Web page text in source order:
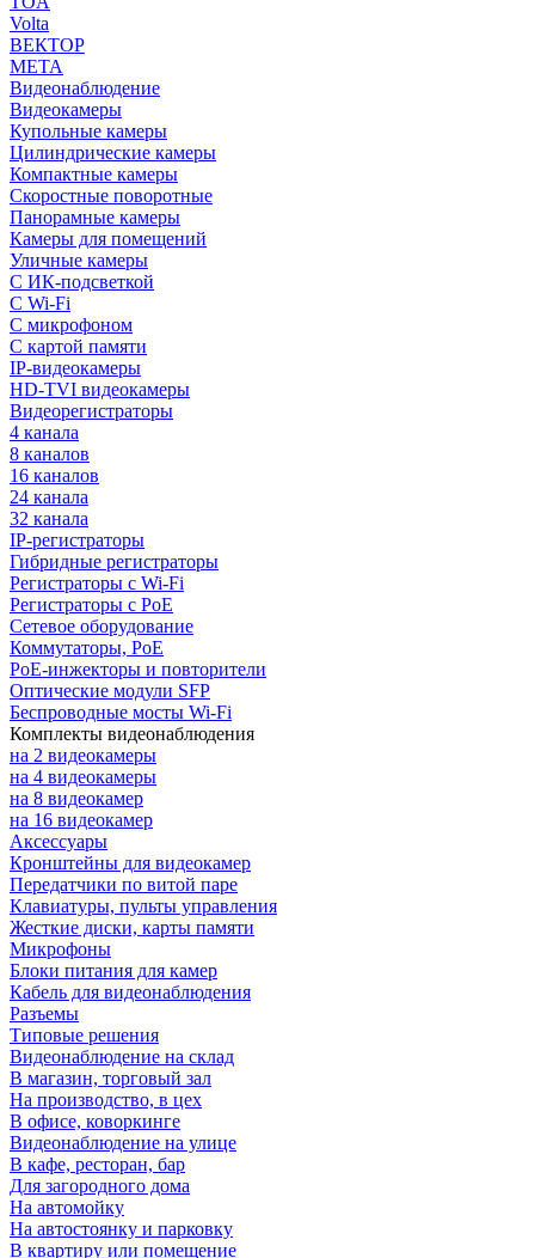
Volta
ВЕКТОР
МЕТА
Видеонаблюдение
Видеокамеры
Купольные камеры
Цилиндрические камеры
Компактные камеры
Скоростные поворотные
Панорамные камеры
Камеры для помещений
Уличные камеры
С ИК-подсветкой
С Wi-Fi
С микрофоном
С картой памяти
IP-видеокамеры
HD-TVI видеокамеры
Видеорегистраторы
4 канала
8 каналов
16 каналов
24 канала
32 канала
IP-регистраторы
Гибридные регистраторы
Регистраторы с Wi-Fi
Регистраторы с PoE
Сетевое оборудование
Коммутаторы, PoE
PoE-инжекторы и повторители
Оптические модули SFP
Беспроводные мосты Wi-Fi
Комплекты видеонаблюдения
на 2 видеокамеры
на 4 видеокамеры
на 8 видеокамер
на 16 видеокамер
Аксессуары
Кронштейны для видеокамер
Передатчики по витой паре
Клавиатуры, пульты управления
Жесткие диски, карты памяти
Микрофоны
Блоки питания для камер
Кабель для видеонаблюдения
Разъемы
Типовые решения
Видеонаблюдение на склад
В магазин, торговый зал
На производство, в цех
В офисе, коворкинге
Видеонаблюдение на улице
В кафе, ресторан, бар
Для загородного дома
На автомойку
На автостоянку и парковку
В квартиру или помещение